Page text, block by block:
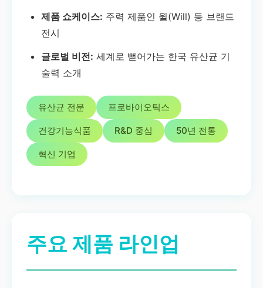
제품 쇼케이스: 주력 제품인 윌(Will) 등 브랜드
전시
글로벌 비전: 세계로 뻗어가는 한국 유산균 기
술력 소개
유산균 전문 프로바이오틱스
건강기능식품 R&D 중심 50년 전통
혁신 기업
주요 제품 라인업